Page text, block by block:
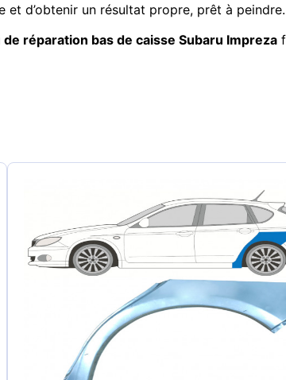
d’obtenir un résultat propre, prêt à
de réparation bas de caisse Subaru Impreza